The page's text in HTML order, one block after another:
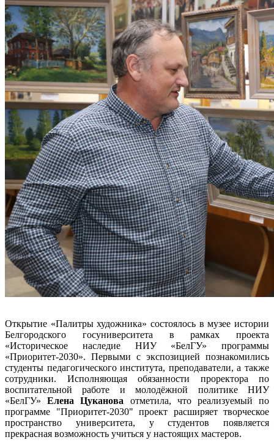
Открытие «Палитры художника» состоялось в музее истории
Белгородского госуниверситета в рамках проекта
«Историческое наследие НИУ «БелГУ» программы
«Приоритет-2030». Первыми с экспозицией познакомились
студенты педагогического института, преподаватели, а также
сотрудники. Исполняющая обязанности проректора по
воспитательной работе и молодёжной политике НИУ
«БелГУ»Елена Цуканова отметила, что реализуемый по
программе "Приоритет-2030" проект расширяет творческое
пространство университета, у студентов появляется
прекрасная возможность учиться у настоящих мастеров.